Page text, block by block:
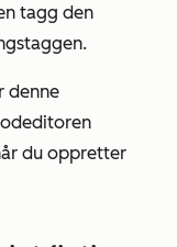
tagg den
denne
du oppretter